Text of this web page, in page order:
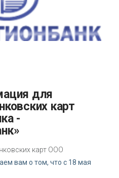
карт
-
карт ООО
вам о том, что с 18 мая